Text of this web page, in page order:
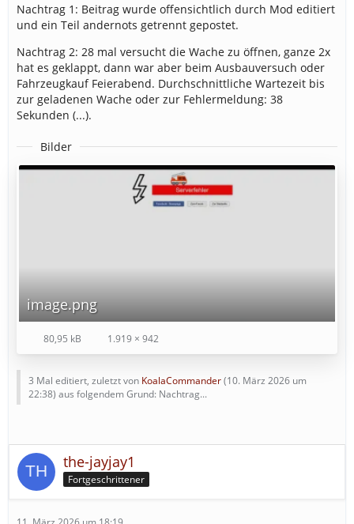
Nachtrag 1: Beitrag wurde offensichtlich durch Mod editiert
und ein Teil andernots getrennt gepostet.
Nachtrag 2: 28 mal versucht die Wache zu öffnen, ganze 2x
hat es geklappt, dann war aber beim Ausbauversuch oder
Fahrzeugkauf Feierabend. Durchschnittliche Wartezeit bis
zur geladenen Wache oder zur Fehlermeldung: 38
Sekunden (...).
Bilder
image.png
80,95 kB 1.919 × 942
3 Mal editiert, zuletzt von KoalaCommander(10. März 2026 um
22:38) aus folgendem Grund: Nachtrag...
the-jayjay1
Fortgeschrittener